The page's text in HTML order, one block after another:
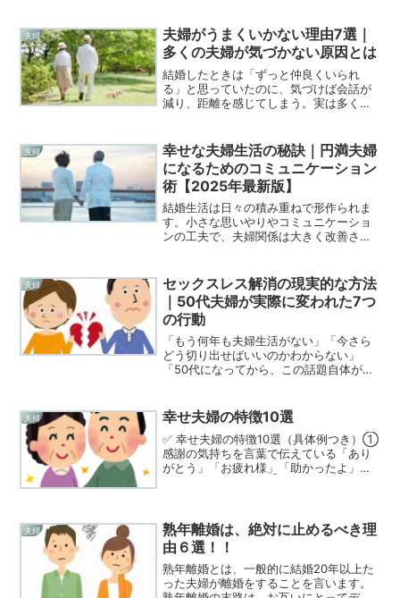
年々増加しています。しかし、同じ熟年
離婚でも「後悔する...
夫婦
夫婦がうまくいかない理由7選｜
多くの夫婦が気づかない原因とは
結婚したときは「ずっと仲良くいられ
る」と思っていたのに、気づけば会話が
減り、距離を感じてしまう。実は多くの
る原因があります。今回は、夫婦がうま
くいかなくなる 7つの理由...
夫婦
幸せな夫婦生活の秘訣｜円満夫婦
になるためのコミュニケーション
術【2025年最新版】
結婚生活は日々の積み重ねで形作られま
す。小さな思いやりやコミュニケーショ
ンの工夫で、夫婦関係は大きく改善され
す方をサポートします。1. 幸せな夫婦生
活の基本 感謝の気持...
夫婦
セックスレス解消の現実的な方法
｜50代夫婦が実際に変われた7つ
の行動
「もう何年も夫婦生活がない」「今さら
どう切り出せばいいのかわからない」
「50代になってから、この話題自体が重
人が 「自分たちだけがおかしいので
は？」 と感じています。...
夫婦 幸せ夫婦の特徴10選
✅ 幸せ夫婦の特徴10選（具体例つき）①
感謝の気持ちを言葉で伝えている「あり
がとう」「お疲れ様」「助かったよ」と
何気ない会話が多...
夫婦
熟年離婚は、絶対に止めるべき理
由６選！！
熟年離婚とは、一般的に結婚20年以上た
った夫婦が離婚をすることを言います。